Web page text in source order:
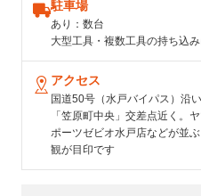
駐車場
あり：数台
大型工具・複数工具の持ち込
アクセス
国道50号（水戸バイパス）沿い
「笠原町中央」交差点近く。
ポーツゼビオ水戸店などが並
観が目印です